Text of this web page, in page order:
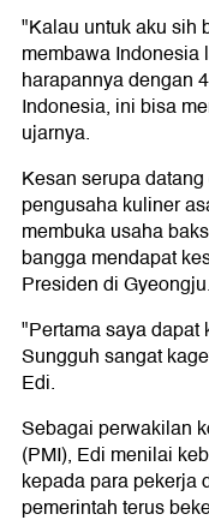
"Kalau untuk aku sih
membawa
harapannya dengan
Indonesia, ini bisa
ujarnya.
Kesan serupa
pengusaha kuliner
membuka usaha
bangga mendapat
Presiden di Gyeongju.
"Pertama saya dapat
Sungguh sangat
Edi.
Sebagai perwakilan
(PMI), Edi menilai
kepada para pekerja
pemerintah terus